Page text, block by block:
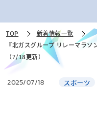
TOP
新着情報一覧
『北ガスグループ リレーマラ
（7/18更新）
2025/07/18 スポーツ